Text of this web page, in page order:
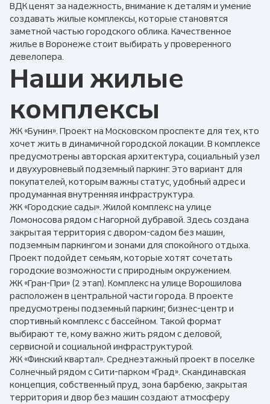
ВДК ценят за надежность, внимание к деталям и умение
создавать жилые комплексы, которые становятся
заметной частью городского облика. Качественное
жилье в Воронеже стоит выбирать у проверенного
девелопера.
Наши жилые
комплексы
ЖК «Бунин». Проект на Московском проспекте для тех, кто
хочет жить в динамичной городской локации. В комплексе
предусмотрены авторская архитектура, социальный узел
и двухуровневый подземный паркинг. Это вариант для
покупателей, которым важны статус, удобный адрес и
продуманная внутренняя инфраструктура.
ЖК «Городские сады». Жилой комплекс на улице
Ломоносова рядом с Нагорной дубравой. Здесь создана
закрытая территория с двором-садом без машин,
подземным паркингом и зонами для спокойного отдыха.
Проект подойдет семьям, которые хотят сочетать
городские возможности с природным окружением.
ЖК «Гран-При» (2 этап). Комплекс на улице Ворошилова
расположен в центральной части города. В проекте
предусмотрены подземный паркинг, бизнес-центр и
спортивный комплекс с бассейном. Такой формат
выбирают те, кому важно жить рядом с деловой,
сервисной и социальной инфраструктурой.
ЖК «Финский квартал». Среднеэтажный проект в поселке
Солнечный рядом с Сити-парком «Град». Скандинавская
концепция, собственный пруд, зона барбекю, закрытая
территория и двор без машин создают атмосферу